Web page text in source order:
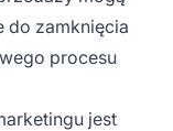
do zamknięcia
procesu
jest